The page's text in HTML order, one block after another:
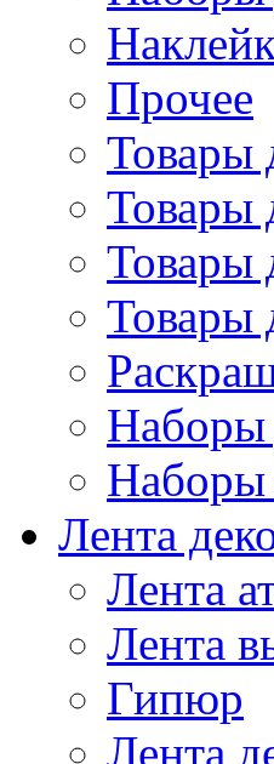
Прочее
Товары
Товары
Товары
Товары
Наборы
Наборы
Лента
Лента
Лента
Гипюр
Лента